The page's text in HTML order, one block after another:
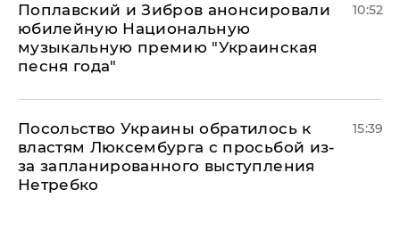
Поплавский и Зибров анонсировали
юбилейную Национальную
музыкальную премию "Украинская
песня года"
10:52
Посольство Украины обратилось к
властям Люксембурга с просьбой из-
за запланированного выступления
Нетребко
15:39